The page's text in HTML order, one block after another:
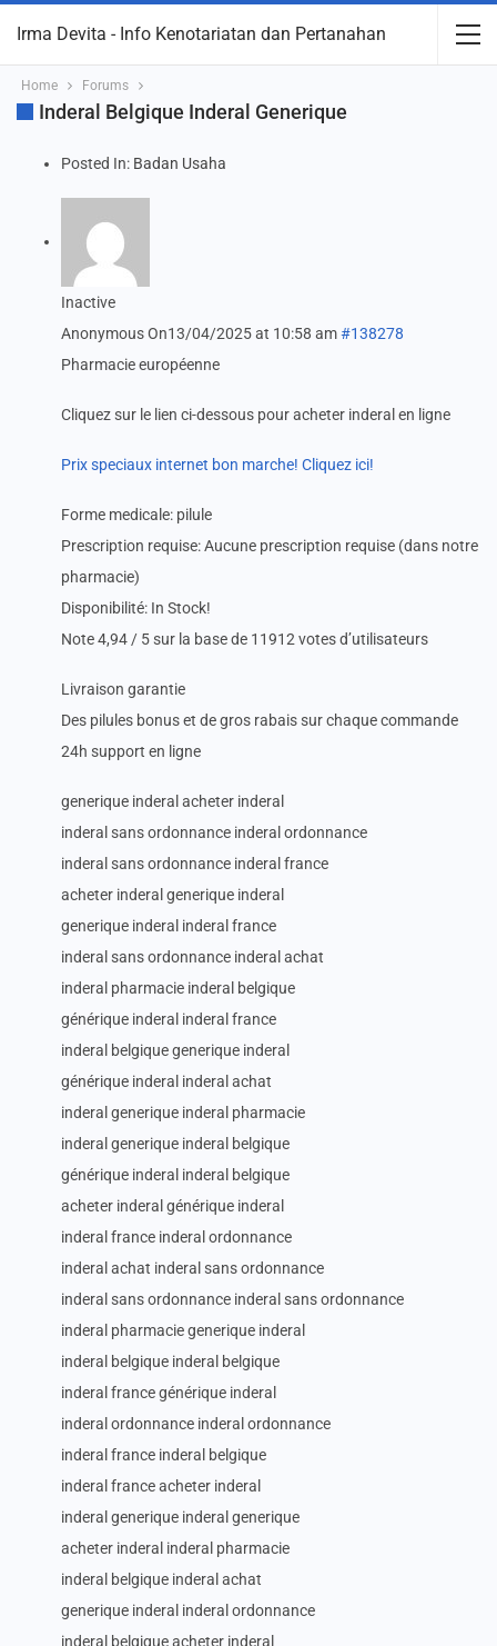
Irma Devita - Info Kenotariatan dan Pertanahan
Home Forums
Inderal Belgique Inderal Generique
Posted In: Badan Usaha
Inactive
AnonymousOn13/04/2025 at 10:58 am#138278
Pharmacie européenne
Cliquez sur le lien ci-dessous pour acheter inderal en ligne
Prix speciaux internet bon marche! Cliquez ici!
Forme medicale: pilule
Prescription requise: Aucune prescription requise (dans notre
pharmacie)
Disponibilité: In Stock!
Note 4,94 / 5 sur la base de 11912 votes d’utilisateurs
Livraison garantie
Des pilules bonus et de gros rabais sur chaque commande
24h support en ligne
generique inderal acheter inderal
inderal sans ordonnance inderal ordonnance
inderal sans ordonnance inderal france
acheter inderal generique inderal
generique inderal inderal france
inderal sans ordonnance inderal achat
inderal pharmacie inderal belgique
générique inderal inderal france
inderal belgique generique inderal
générique inderal inderal achat
inderal generique inderal pharmacie
inderal generique inderal belgique
générique inderal inderal belgique
acheter inderal générique inderal
inderal france inderal ordonnance
inderal achat inderal sans ordonnance
inderal sans ordonnance inderal sans ordonnance
inderal pharmacie generique inderal
inderal belgique inderal belgique
inderal france générique inderal
inderal ordonnance inderal ordonnance
inderal france inderal belgique
inderal france acheter inderal
inderal generique inderal generique
acheter inderal inderal pharmacie
inderal belgique inderal achat
generique inderal inderal ordonnance
inderal belgique acheter inderal